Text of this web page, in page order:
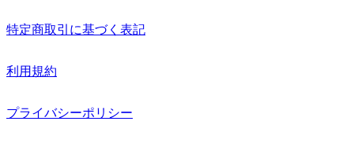
特定商取引に基づく表記
利用規約
プライバシーポリシー